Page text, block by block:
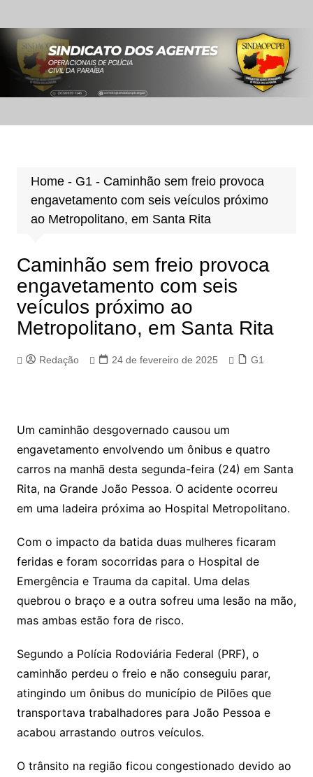
para
conteúdo
Home- G1 - Caminhão sem freio provoca
engavetamento com seis veículos próximo
ao Metropolitano, em Santa Rita
Caminhão sem freio provoca
engavetamento com seis
veículos próximo ao
Metropolitano, em Santa Rita
Redação 24 de fevereiro de 2025 G1
Um caminhão desgovernado causou um
engavetamento envolvendo um ônibus e quatro
carros na manhã desta segunda-feira (24) em Santa
Rita, na Grande João Pessoa. O acidente ocorreu
em uma ladeira próxima ao Hospital Metropolitano.
Com o impacto da batida duas mulheres ficaram
feridas e foram socorridas para o Hospital de
Emergência e Trauma da capital. Uma delas
quebrou o braço e a outra sofreu uma lesão na mão,
mas ambas estão fora de risco.
Segundo a Polícia Rodoviária Federal (PRF), o
caminhão perdeu o freio e não conseguiu parar,
atingindo um ônibus do município de Pilões que
transportava trabalhadores para João Pessoa e
acabou arrastando outros veículos.
O trânsito na região ficou congestionado devido ao